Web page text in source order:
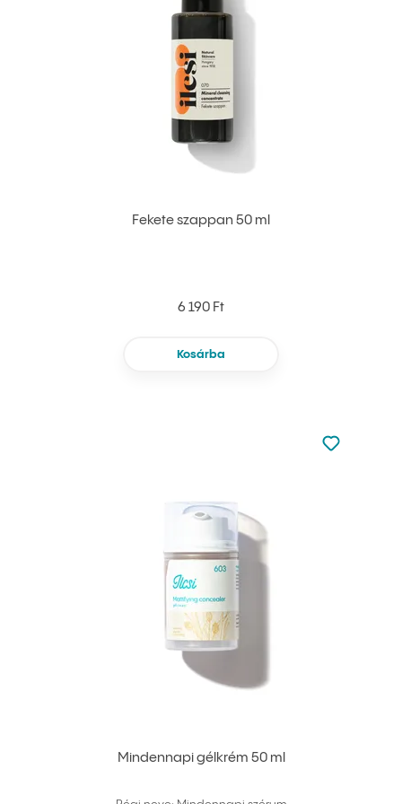
Fekete szappan 50 ml
6 190 Ft
Kosárba
Mindennapi gélkrém 50 ml
Nincsen
Hozzáadás